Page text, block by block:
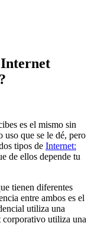
es el mismo sin
uso que se le dé, pero
tipos de Internet:
de ellos depende tu
tienen diferentes
entre ambos es el
utiliza una
corporativo utiliza una